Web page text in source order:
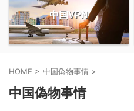
中国VPN
HOME > 中国偽物事情 >
中国偽物事情